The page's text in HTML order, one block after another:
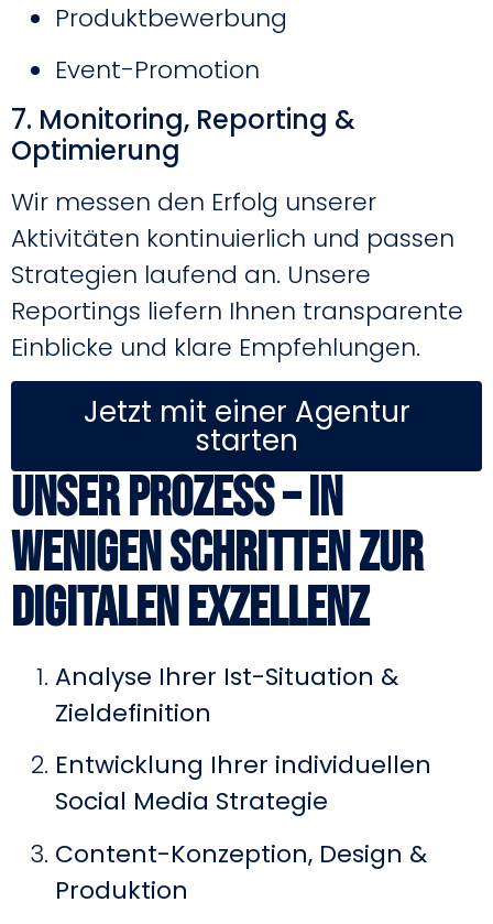
Produktbewerbung
Event-Promotion
7. Monitoring, Reporting &
Optimierung
Wir messen den Erfolg unserer
Aktivitäten kontinuierlich und passen
Strategien laufend an. Unsere
Reportings liefern Ihnen transparente
Einblicke und klare Empfehlungen.
Jetzt mit einer Agentur
starten
Unser Prozess – in
wenigen Schritten zur
digitalen Exzellenz
Analyse Ihrer Ist-Situation &
Zieldefinition
Entwicklung Ihrer individuellen
Social Media Strategie
Content-Konzeption, Design &
Produktion